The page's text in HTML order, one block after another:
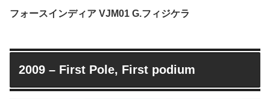
フォースインディア VJM01 G.フィジケラ
2009 – First Pole, First podium